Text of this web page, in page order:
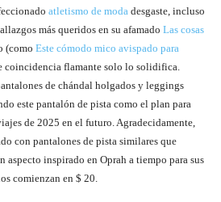
atletismo de moda desgaste, incluso
más queridos en su afamado Las cosas
(como Este cómodo mico avispado para
coincidencia flamante solo lo solidifica.
de chándal holgados y leggings
este pantalón de pista como el plan para
de 2025 en el futuro. Agradecidamente,
con pantalones de pista similares que
aspecto inspirado en Oprah a tiempo para sus
comienzan en $ 20.